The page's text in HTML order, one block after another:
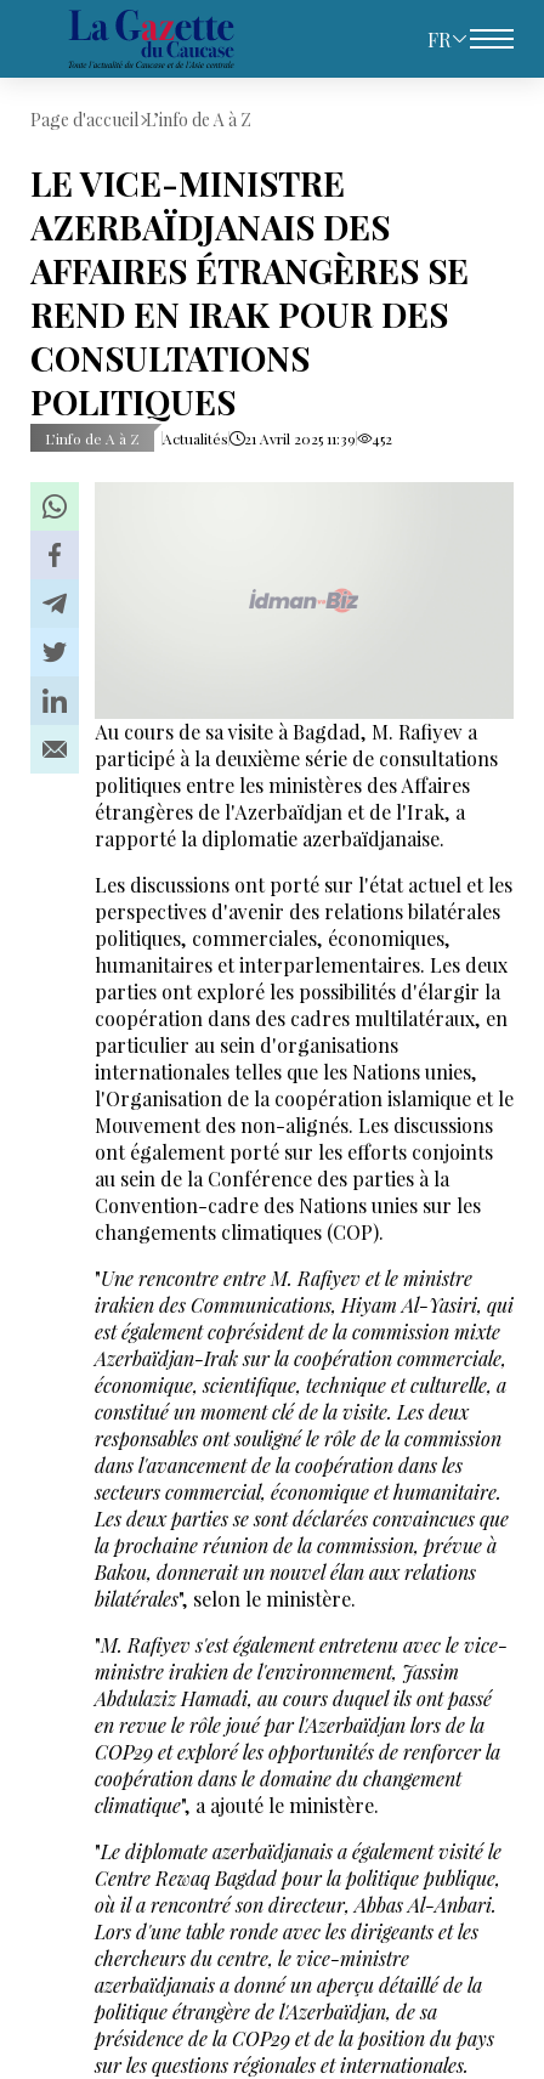
FR
Page d'accueil L’info de A à Z
LE VICE-MINISTRE
AZERBAÏDJANAIS DES
AFFAIRES ÉTRANGÈRES SE
REND EN IRAK POUR DES
CONSULTATIONS
POLITIQUES
L’info de A à Z Actualités 21 Avril 2025 11:39 452
Au cours de sa visite à Bagdad, M. Rafiyev a
participé à la deuxième série de consultations
politiques entre les ministères des Affaires
étrangères de l'Azerbaïdjan et de l'Irak, a
rapporté la diplomatie azerbaïdjanaise.
Les discussions ont porté sur l'état actuel et les
perspectives d'avenir des relations bilatérales
politiques, commerciales, économiques,
humanitaires et interparlementaires. Les deux
parties ont exploré les possibilités d'élargir la
coopération dans des cadres multilatéraux, en
particulier au sein d'organisations
internationales telles que les Nations unies,
l'Organisation de la coopération islamique et le
Mouvement des non-alignés. Les discussions
ont également porté sur les efforts conjoints
au sein de la Conférence des parties à la
Convention-cadre des Nations unies sur les
changements climatiques (COP).
"Une rencontre entre M. Rafiyev et le ministre
irakien des Communications, Hiyam Al-Yasiri, qui
est également coprésident de la commission mixte
Azerbaïdjan-Irak sur la coopération commerciale,
économique, scientifique, technique et culturelle, a
constitué un moment clé de la visite. Les deux
responsables ont souligné le rôle de la commission
dans l'avancement de la coopération dans les
secteurs commercial, économique et humanitaire.
Les deux parties se sont déclarées convaincues que
la prochaine réunion de la commission, prévue à
Bakou, donnerait un nouvel élan aux relations
bilatérales", selon le ministère.
"M. Rafiyev s'est également entretenu avec le vice-
ministre irakien de l'environnement, Jassim
Abdulaziz Hamadi, au cours duquel ils ont passé
en revue le rôle joué par l'Azerbaïdjan lors de la
COP29 et exploré les opportunités de renforcer la
coopération dans le domaine du changement
climatique", a ajouté le ministère.
"Le diplomate azerbaïdjanais a également visité le
Centre Rewaq Bagdad pour la politique publique,
où il a rencontré son directeur, Abbas Al-Anbari.
Lors d'une table ronde avec les dirigeants et les
chercheurs du centre, le vice-ministre
azerbaïdjanais a donné un aperçu détaillé de la
politique étrangère de l'Azerbaïdjan, de sa
présidence de la COP29 et de la position du pays
sur les questions régionales et internationales.